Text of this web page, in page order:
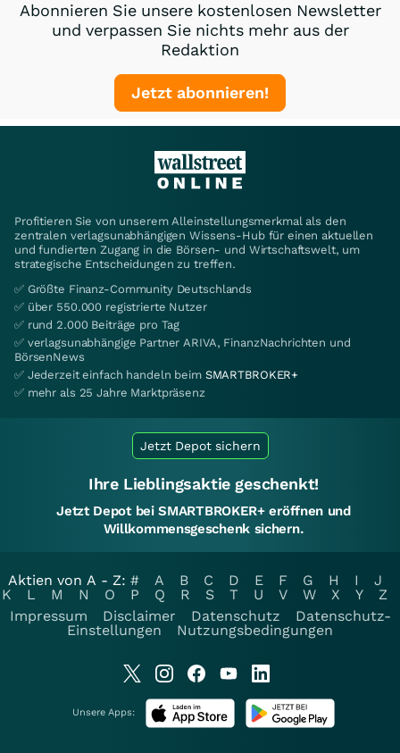
Abonnieren Sie unsere kostenlosen Newsletter
und verpassen Sie nichts mehr aus der
Redaktion
Jetzt abonnieren!
Profitieren Sie von unserem Alleinstellungsmerkmal als den
zentralen verlagsunabhängigen Wissens-Hub für einen aktuellen
und fundierten Zugang in die Börsen- und Wirtschaftswelt, um
strategische Entscheidungen zu treffen.
✅ Größte Finanz-Community Deutschlands
✅ über 550.000 registrierte Nutzer
✅ rund 2.000 Beiträge pro Tag
✅ verlagsunabhängige Partner ARIVA, FinanzNachrichten und
BörsenNews
✅ Jederzeit einfach handeln beim SMARTBROKER+
✅ mehr als 25 Jahre Marktpräsenz
Jetzt Depot sichern
Ihre Lieblingsaktie geschenkt!
Jetzt Depot bei SMARTBROKER+ eröffnen und
Willkommensgeschenk sichern.
Aktien von A - Z: # A B C D E F G H I
J
K
L M N O P Q R S T U V W X Y
Z
Impressum
Disclaimer Datenschutz
Datenschutz-
Einstellungen
Nutzungsbedingungen
Unsere Apps: